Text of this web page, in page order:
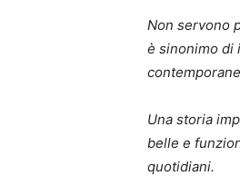
Non servono
è sinonimo di
Una storia
belle e
quotidiani.